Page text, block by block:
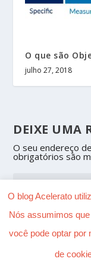
O que são
julho 27, 2018
DEIXE UMA
O seu endereço
obrigatórios são
O blog Acelerato
Nós assumimos
você pode optar por
de